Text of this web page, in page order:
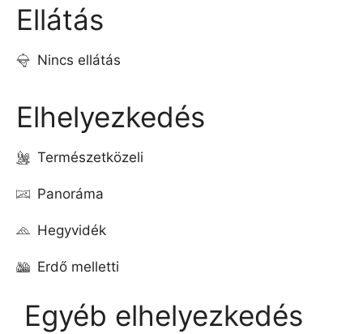
Ellátás
Nincs ellátás
Elhelyezkedés
Természetközeli
Panoráma
Hegyvidék
Erdő melletti
Egyéb elhelyezkedés